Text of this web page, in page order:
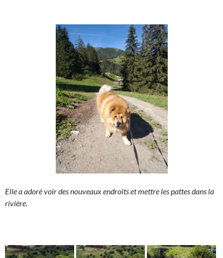
Elle a adoré voir des nouveaux endroits et mettre les pattes dans la
rivière.